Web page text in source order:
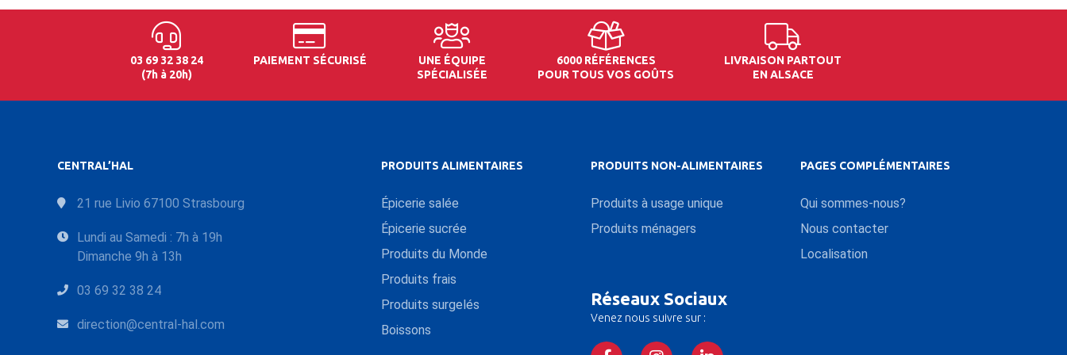
03 69 32 38 24
(7h à 20h)
PAIEMENT SÉCURISÉ
UNE ÉQUIPE
SPÉCIALISÉE
6000 RÉFÉRENCES
POUR TOUS VOS GOÛTS
LIVRAISON PARTOUT
EN ALSACE
CENTRAL’HAL
21 rue Livio 67100 Strasbourg
Lundi au Samedi : 7h à 19h
Dimanche 9h à 13h
03 69 32 38 24
direction@central-hal.com
PRODUITS ALIMENTAIRES
Épicerie salée
Épicerie sucrée
Produits du Monde
Produits frais
Produits surgelés
Boissons
PRODUITS NON-ALIMENTAIRES
Produits à usage unique
Produits ménagers
Réseaux Sociaux
Venez nous suivre sur :
PAGES COMPLÉMENTAIRES
Qui sommes-nous?
Nous contacter
Localisation